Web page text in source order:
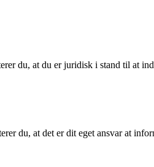
du, at du er juridisk i stand til at
du, at det er dit eget ansvar at